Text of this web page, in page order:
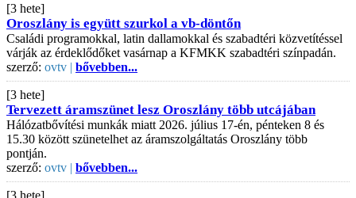
[3 hete]
Oroszlány is együtt szurkol a vb-döntőn
Családi programokkal, latin dallamokkal és szabadtéri közvetítéssel
várják az érdeklődőket vasárnap a KFMKK szabadtéri színpadán.
szerző: ovtv | bővebben...
[3 hete]
Tervezett áramszünet lesz Oroszlány több utcájában
Hálózatbővítési munkák miatt 2026. július 17-én, pénteken 8 és
15.30 között szünetelhet az áramszolgáltatás Oroszlány több
pontján.
szerző: ovtv | bővebben...
[3 hete]